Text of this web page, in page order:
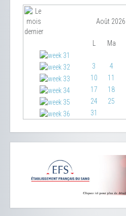
Août 2026
L Ma
3
4
10
11
17
18
24
25
31